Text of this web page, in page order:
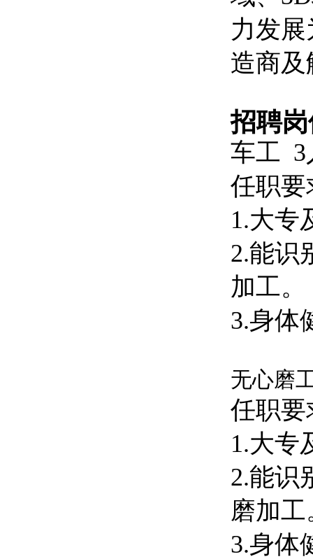
力发
造商
招聘
车工 3
任职要
1.大专
2.能识
加工。
3.身体
无心磨
任职要
1.大专
2.能识
磨加工
3.身体